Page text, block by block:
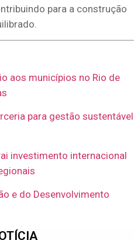
para a construção
aos municípios no Rio de
para gestão sustentável
investimento internacional
e do Desenvolvimento